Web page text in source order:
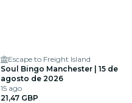
Escape to Freight Island
Soul Bingo Manchester | 15 de
agosto de 2026
15 ago
21,47 GBP